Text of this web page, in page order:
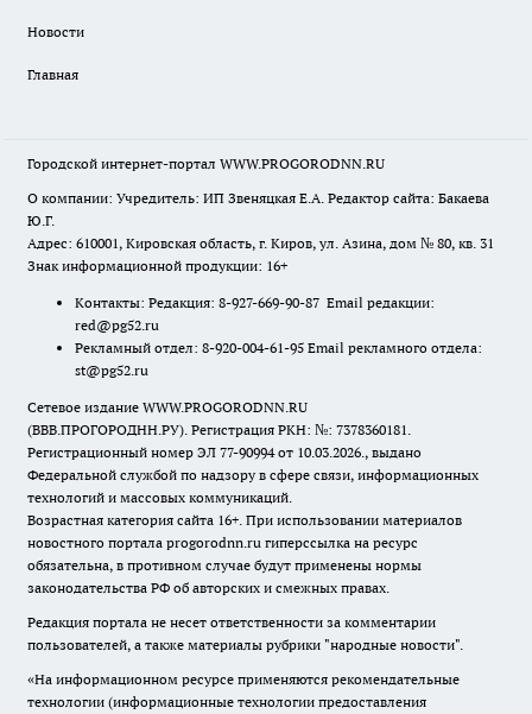
Новости
Главная
Городской интернет-портал WWW.PROGORODNN.RU
О компании: Учредитель: ИП Звеняцкая Е.А. Редактор сайта: Бакаева
Ю.Г.
Адрес: 610001, Кировская область, г. Киров, ул. Азина, дом № 80, кв. 31
Знак информационной продукции: 16+
Контакты: Редакция: 8-927-669-90-87 Email редакции:
red@pg52.ru
Рекламный отдел: 8-920-004-61-95 Email рекламного отдела:
st@pg52.ru
Сетевое издание WWW.PROGORODNN.RU
(ВВВ.ПРОГОРОДНН.РУ). Регистрация РКН: №: 7378360181.
Регистрационный номер ЭЛ 77-90994 от 10.03.2026., выдано
Федеральной службой по надзору в сфере связи, информационных
технологий и массовых коммуникаций.
Возрастная категория сайта 16+. При использовании материалов
новостного портала progorodnn.ru гиперссылка на ресурс
обязательна, в противном случае будут применены нормы
законодательства РФ об авторских и смежных правах.
Редакция портала не несет ответственности за комментарии
пользователей, а также материалы рубрики "народные новости".
«На информационном ресурсе применяются рекомендательные
технологии (информационные технологии предоставления